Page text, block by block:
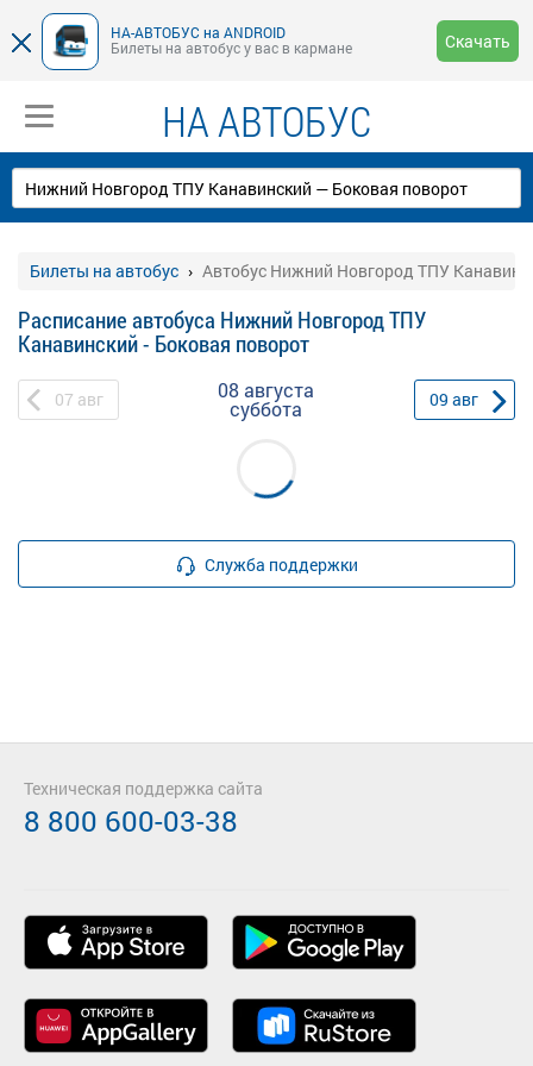
НА-АВТОБУС на ANDROID
Билеты на автобус у вас в кармане
Скачать
НА АВТОБУС
Билеты на автобус Автобус Нижний Новгород ТПУ
Расписание автобуса Нижний Новгород ТПУ
Канавинский - Боковая поворот
07 авг 08 августа
суббота 09 авг
Служба поддержки
Техническая поддержка сайта
8 800 600-03-38